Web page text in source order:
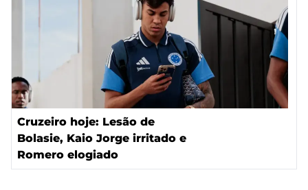
Cruzeiro hoje: Lesão de
Bolasie, Kaio Jorge irritado e
Romero elogiado